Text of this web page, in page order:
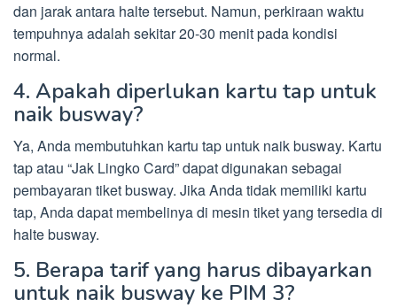
dan jarak antara halte tersebut. Namun, perkiraan waktu
tempuhnya adalah sekitar 20-30 menit pada kondisi
normal.
4. Apakah diperlukan kartu tap untuk
naik busway?
Ya, Anda membutuhkan kartu tap untuk naik busway. Kartu
tap atau “Jak Lingko Card” dapat digunakan sebagai
pembayaran tiket busway. Jika Anda tidak memiliki kartu
tap, Anda dapat membelinya di mesin tiket yang tersedia di
halte busway.
5. Berapa tarif yang harus dibayarkan
untuk naik busway ke PIM 3?